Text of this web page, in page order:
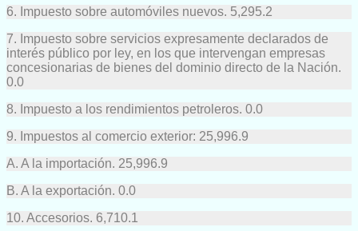
6. Impuesto sobre automóviles nuevos. 5,295.2
7. Impuesto sobre servicios expresamente declarados de
interés público por ley, en los que intervengan empresas
concesionarias de bienes del dominio directo de la Nación.
0.0
8. Impuesto a los rendimientos petroleros. 0.0
9. Impuestos al comercio exterior: 25,996.9
A. A la importación. 25,996.9
B. A la exportación. 0.0
10. Accesorios. 6,710.1